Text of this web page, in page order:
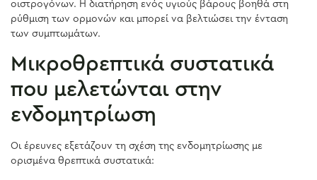
οιστρογόνων. Η διατήρηση ενός υγιούς βάρους βοηθά στη
ρύθμιση των ορμονών και μπορεί να βελτιώσει την ένταση
των συμπτωμάτων.
Μικροθρεπτικά συστατικά
που μελετώνται στην
ενδομητρίωση
Οι έρευνες εξετάζουν τη σχέση της ενδομητρίωσης με
ορισμένα θρεπτικά συστατικά: